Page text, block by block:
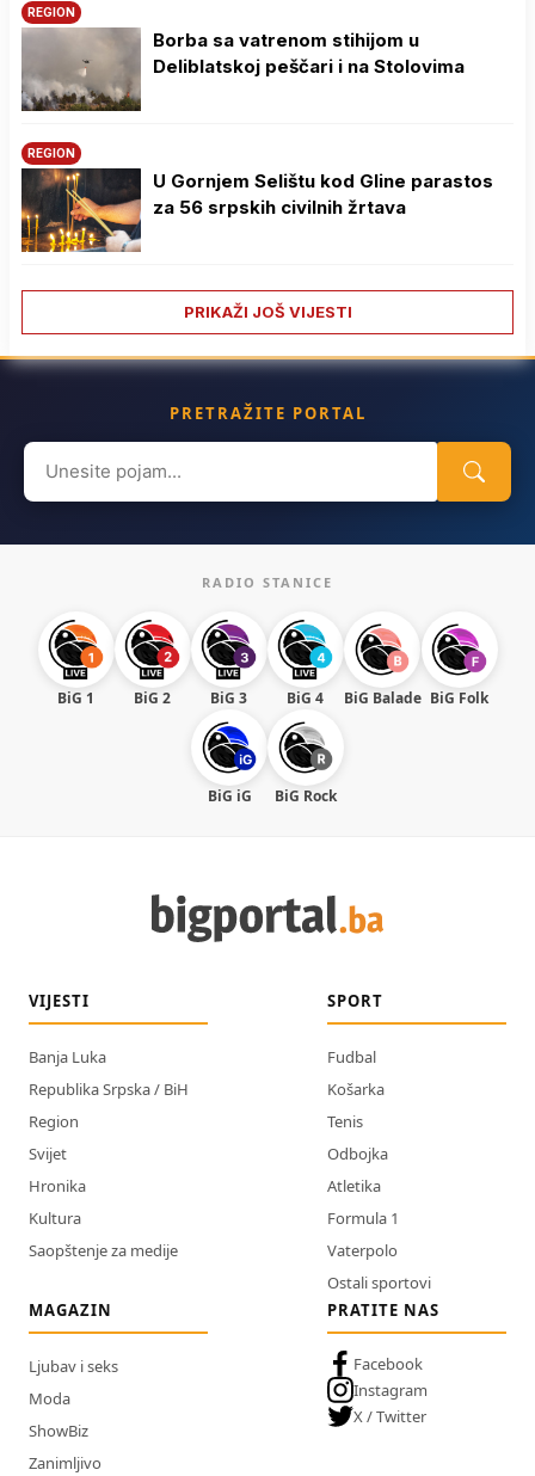
REGION
Borba sa vatrenom stihijom u
Deliblatskoj peščari i na Stolovima
REGION
U Gornjem Selištu kod Gline parastos
za 56 srpskih civilnih žrtava
PRIKAŽI JOŠ VIJESTI
PRETRAŽITE PORTAL
Search
for:
RADIO STANICE
BiG 1 BiG 2 BiG 3 BiG 4 BiG Balade BiG Folk
BiG iG BiG Rock
VIJESTI
Banja Luka
Republika Srpska / BiH
Region
Svijet
Hronika
Kultura
Saopštenje za medije
SPORT
Fudbal
Košarka
Tenis
Odbojka
Atletika
Formula 1
Vaterpolo
Ostali sportovi
MAGAZIN
Ljubav i seks
Moda
ShowBiz
Zanimljivo
PRATITE NAS
Facebook
Instagram
X / Twitter